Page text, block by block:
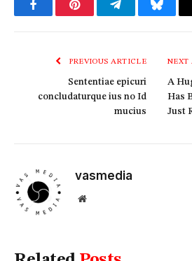
FacebookPinterestTelegram
PREVIOUS ARTICLE
Sententiae epicuri
concludaturque ius no Id
mucius
NEXT
A
Has
Just
vasmedia
Website